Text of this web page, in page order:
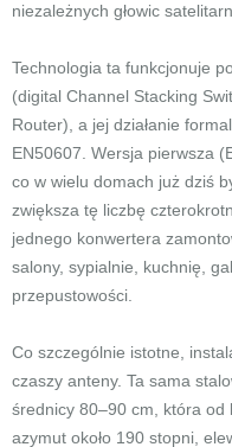
niezależnych głowic
Technologia ta funkcjonuje
(digital Channel Stacking
Router), a jej działanie
EN50607. Wersja pierwsza
co w wielu domach już dziś
zwiększa tę liczbę
jednego konwertera
salony, sypialnie, kuchnię,
przepustowości.
Co szczególnie istotne,
czaszy anteny. Ta sama
średnicy 80–90 cm, która od
azymut około 190 stopni,